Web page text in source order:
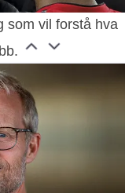
som vil forstå hva